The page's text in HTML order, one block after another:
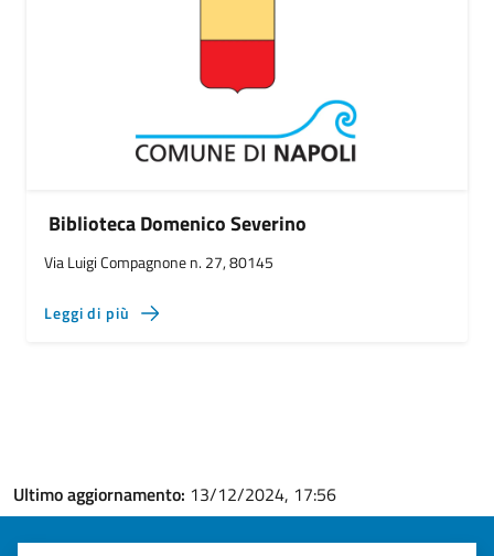
Biblioteca Domenico Severino
Via Luigi Compagnone n. 27, 80145
Leggi di più
Ultimo aggiornamento: 13/12/2024, 17:56